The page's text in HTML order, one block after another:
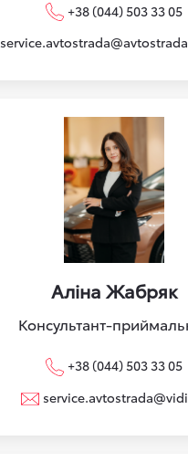
+38 (044) 503 33 05
Аліна Жабряк
Консультант-
+38 (044) 503 33 05